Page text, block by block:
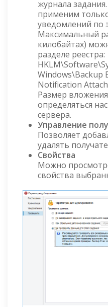
журнала
применим
уведомлений по
Максимальный
килобайтах)
разделе реестра:
Windows\Backup
Notification
Размер
определяться
сервера.
Управление
Позволяет
удалять
Свойства
Можно
свойства